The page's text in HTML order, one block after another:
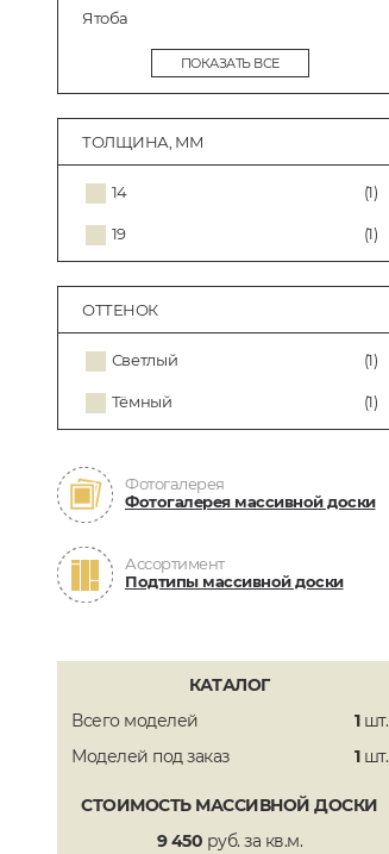
Ятоба
ПОКАЗАТЬ ВСЕ
ТОЛЩИНА, ММ
14 (1)
19 (1)
ОТТЕНОК
Светлый (1)
Тёмный (1)
Фотогалерея
Фотогалерея массивной доски
Ассортимент
Подтипы массивной доски
КАТАЛОГ
Всего моделей
1шт.
Моделей под заказ
1шт.
СТОИМОСТЬ МАССИВНОЙ ДОСКИ
9 450 руб. за кв.м.